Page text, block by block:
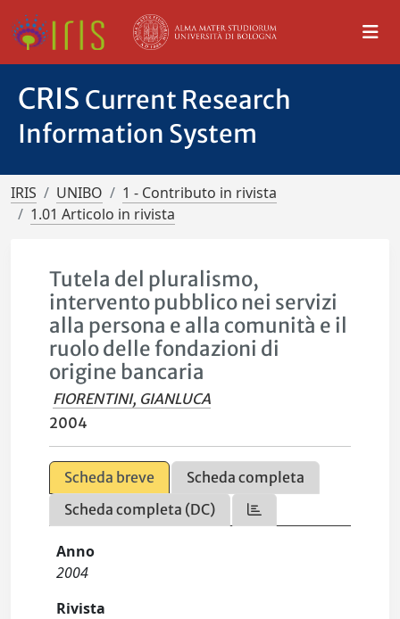
CRIS Current Research
Information System
IRIS UNIBO
1 - Contributo in rivista
1.01 Articolo in rivista
Tutela del pluralismo,
intervento pubblico nei servizi
alla persona e alla comunità e il
ruolo delle fondazioni di
origine bancaria
FIORENTINI, GIANLUCA
2004
Scheda breve
Scheda completa
Scheda completa (DC)
Anno
2004
Rivista